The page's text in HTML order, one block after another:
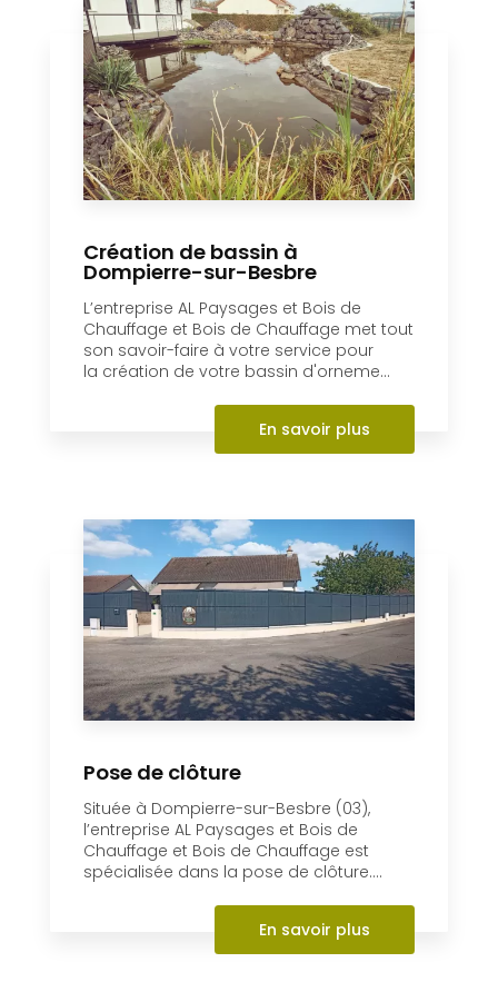
Création de bassin à
Dompierre-sur-Besbre
L’entreprise AL Paysages et Bois de
Chauffage et Bois de Chauffage met tout
son savoir-faire à votre service pour
la création de votre bassin d'orneme...
En savoir plus
Pose de clôture
Située à Dompierre-sur-Besbre (03),
l’entreprise AL Paysages et Bois de
Chauffage et Bois de Chauffage est
spécialisée dans la pose de clôture....
En savoir plus